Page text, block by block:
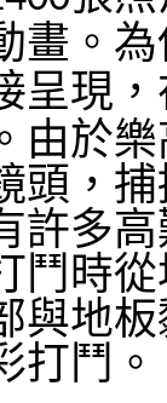
畫。
呈現
由於
頭，
許多
鬥時
與地
打鬥。